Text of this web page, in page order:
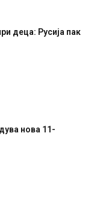
деца: Русија пак
нова 11-